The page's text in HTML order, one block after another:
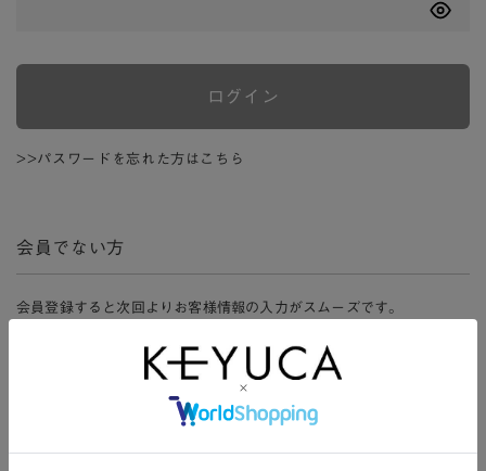
ログイン
>>パスワードを忘れた方はこちら
会員でない方
会員登録すると次回よりお客様情報の入力がスムーズです。
ージ、購入履歴をご利用いただけます。